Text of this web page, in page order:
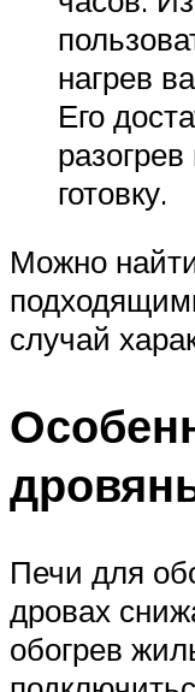
нагрев
Его
готовку.
Можно
случай
Печи для
дровах
обогрев